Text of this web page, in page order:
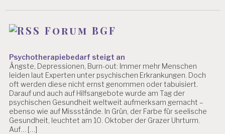
Forum BGF
Psychotherapiebedarf steigt an
Ängste, Depressionen, Burn-out: Immer mehr Menschen
leiden laut Experten unter psychischen Erkrankungen. Doch
oft werden diese nicht ernst genommen oder tabuisiert.
Darauf und auch auf Hilfsangebote wurde am Tag der
psychischen Gesundheit weltweit aufmerksam gemacht –
ebenso wie auf Missstände. In Grün, der Farbe für seelische
Gesundheit, leuchtet am 10. Oktober der Grazer Uhrturm.
Auf… […]